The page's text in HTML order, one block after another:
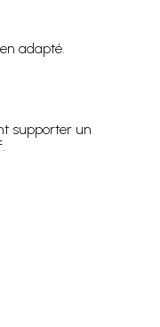
adapté.
supporter un